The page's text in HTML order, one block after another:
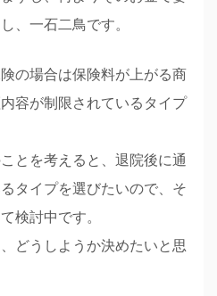
、一石二鳥です。
の場合は保険料が上がる商
容が制限されているタイプ
とを考えると、退院後に通
タイプを選びたいので、そ
検討中です。
どうしようか決めたいと思